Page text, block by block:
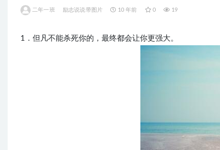
二年一班 励志说说带图片 10 年前 0 19
1．但凡不能杀死你的，最终都会让你更强大。